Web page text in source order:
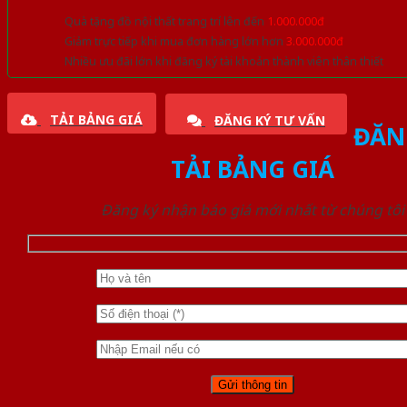
Quà tặng đồ nội thất trang trí lên đến 1.000.000đ
Giảm trực tiếp khi mua đơn hàng lớn hơn 3.000.000đ
Nhiều ưu đãi lớn khi đăng ký tài khoản thành viên thân thiết
TẢI BẢNG GIÁ ĐĂNG KÝ TƯ VẤN
TẢI BẢNG GIÁ
Đăng ký nhận báo giá mới nhất từ chúng tôi